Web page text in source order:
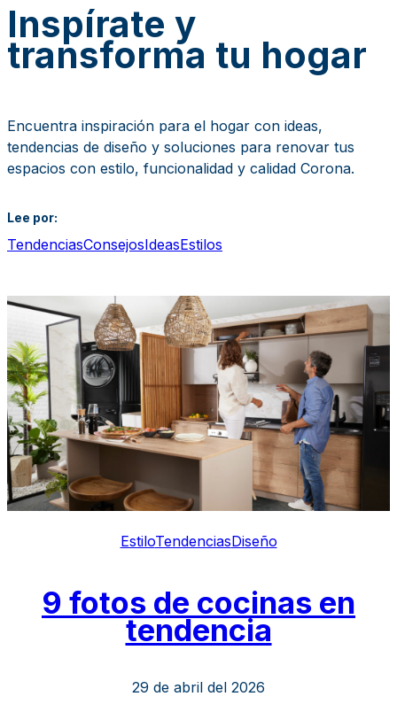
Inspírate y
transforma tu hogar
Encuentra inspiración para el hogar con ideas,
tendencias de diseño y soluciones para renovar tus
espacios con estilo, funcionalidad y calidad Corona.
Lee por:
TendenciasConsejosIdeasEstilos
EstiloTendenciasDiseño
9 fotos de cocinas en
tendencia
29 de abril del 2026